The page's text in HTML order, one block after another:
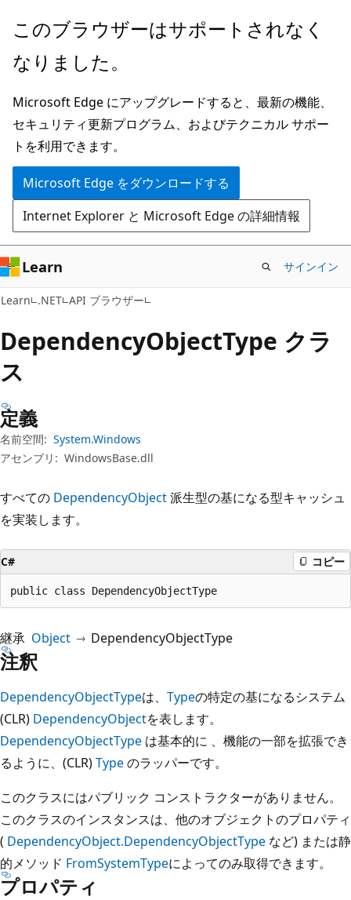
メ
ン
ン
テ
ン
ツ
に
ス
キ
ッ
プ
ペ
ジ
ナ
ビ
ゲ
ー
シ
ョ
ン
に
ス
キ
ッ
プ
このブラウザーはサポートされなく
なりました。
Microsoft Edge にアップグレードすると、最新の機能、
セキュリティ更新プログラム、およびテクニカル サポー
トを利用できます。
Microsoft Edge をダウンロードする
Internet Explorer と Microsoft Edge の詳細情報
Learn サインイン
Learn .NET API ブラウザー
DependencyObjectType クラ
ス
定義
名前空間: System.Windows
アセンブリ: WindowsBase.dll
すべての DependencyObject派生型の基になる型キャッシュ
を実装します。
C# コピー
public class DependencyObjectType
継承 Object DependencyObjectType
注釈
DependencyObjectTypeは、 Typeの特定の基になるシステム
(CLR) DependencyObjectを表します。
DependencyObjectType は基本的に 、機能の一部を拡張でき
るように、(CLR)Typeのラッパーです。
このクラスにはパブリック コンストラクターがありません。
このクラスのインスタンスは、他のオブジェクトのプロパティ
( DependencyObject.DependencyObjectType など) または静
的メソッド FromSystemTypeによってのみ取得できます。
プロパティ